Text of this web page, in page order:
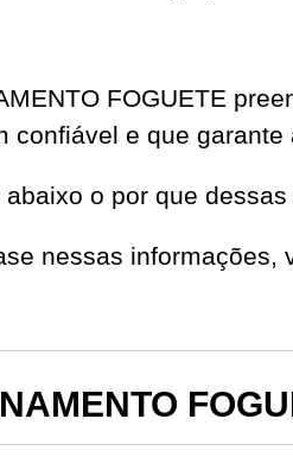
FOGUETE
confiável e que garante
abaixo o por que dessas
nessas informações,